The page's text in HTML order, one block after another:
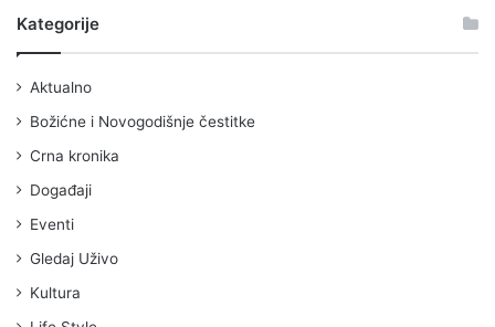
Kategorije
Aktualno
Božićne i Novogodišnje čestitke
Crna kronika
Događaji
Eventi
Gledaj Uživo
Kultura